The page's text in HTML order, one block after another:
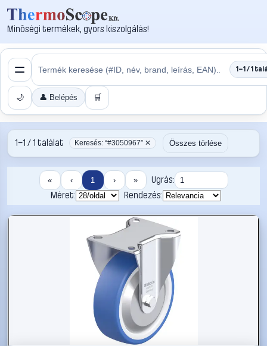
Minőségi termékek, gyors kiszolgálás!
1–1 / 1
🌙 👤 Belépés 🛒
1–1 / 1 találat Keresés: “#3050967” ✕ Összes törlése
« ‹ 1 › »
Ugrás:
Méret:
Rendezés: